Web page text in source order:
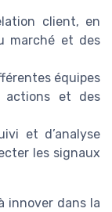
client, en
marché et des
équipes
actions et des
et d’analyse
les signaux
innover dans la